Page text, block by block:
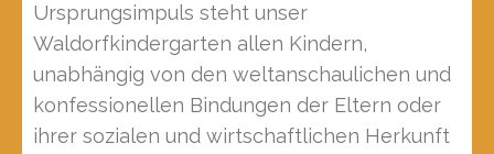
Ursprungsimpuls steht unser
Waldorfkindergarten allen Kindern,
unabhängig von den weltanschaulichen und
konfessionellen Bindungen der Eltern oder
ihrer sozialen und wirtschaftlichen Herkunft